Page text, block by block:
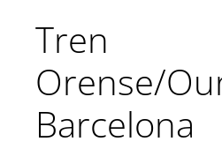
Tren
Orense/
Barcelona